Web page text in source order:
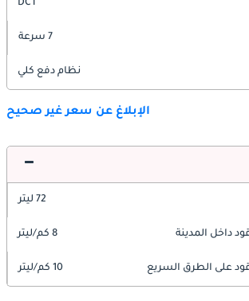
DCT
7 سرعة
نظام دفع كلي
الإبلاغ عن سعر غير صحيح
72 ليتر
داخل المدينة 8 كم/ليتر
على الطرق السريع 10 كم/ليتر